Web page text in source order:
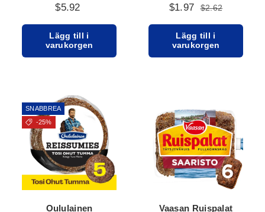
$5.92
Lägg till i
varukorgen
$1.97 $2.62
Lägg till i
varukorgen
SNABBREA
-25%
Oululainen Vaasan Ruispalat